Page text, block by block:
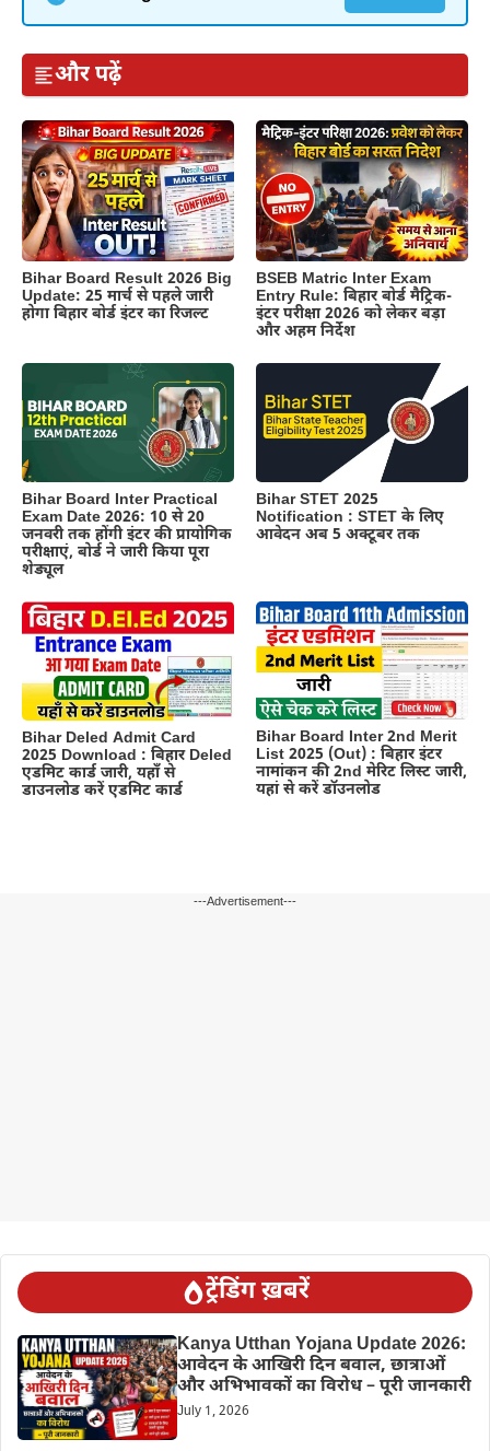
और पढ़ें
Bihar Board Result 2026 Big
Update: 25 मार्च से पहले जारी
होगा बिहार बोर्ड इंटर का रिजल्ट
BSEB Matric Inter Exam
Entry Rule: बिहार बोर्ड मैट्रिक-
इंटर परीक्षा 2026 को लेकर बड़ा
और अहम निर्देश
Bihar Board Inter Practical
Exam Date 2026: 10 से 20
जनवरी तक होंगी इंटर की प्रायोगिक
परीक्षाएं, बोर्ड ने जारी किया पूरा
शेड्यूल
Bihar STET 2025
Notification : STET के लिए
आवेदन अब 5 अक्टूबर तक
Bihar Deled Admit Card
2025 Download : बिहार Deled
एडमिट कार्ड जारी, यहाँ से
डाउनलोड करें एडमिट कार्ड
Bihar Board Inter 2nd Merit
List 2025 (Out) : बिहार इंटर
नामांकन की 2nd मेरिट लिस्ट जारी,
यहां से करें डॉउनलोड
---Advertisement---
ट्रेंडिंग ख़बरें
Kanya Utthan Yojana Update 2026:
आवेदन के आखिरी दिन बवाल, छात्राओं
और अभिभावकों का विरोध – पूरी जानकारी
July 1, 2026